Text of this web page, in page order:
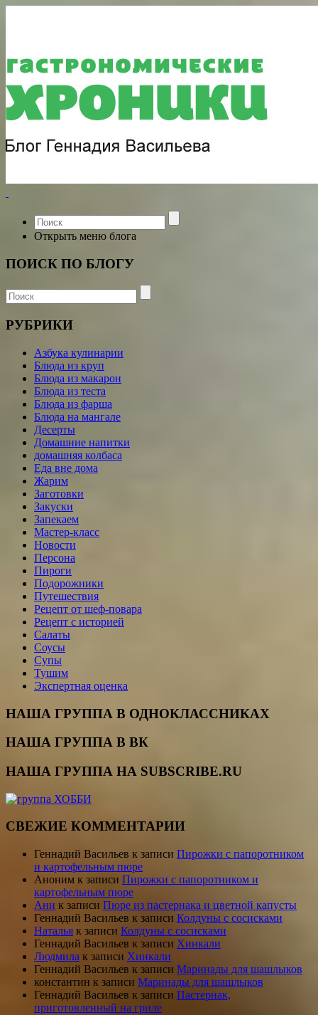
Открыть меню блога
ПОИСК ПО БЛОГУ
РУБРИКИ
Азбука кулинарии
Блюда из круп
Блюда из макарон
Блюда из теста
Блюда из фарша
Блюда на мангале
Десерты
Домашние напитки
домашняя колбаса
Еда вне дома
Жарим
Заготовки
Закуски
Запекаем
Мастер-класс
Новости
Персона
Пироги
Подорожники
Путешествия
Рецепт от шеф-повара
Рецепт с историей
Салаты
Соусы
Супы
Тушим
Экспертная оценка
НАША ГРУППА В ОДНОКЛАССНИКАХ
НАША ГРУППА В ВК
НАША ГРУППА НА SUBSCRIBE.RU
СВЕЖИЕ КОММЕНТАРИИ
Геннадий Васильев к записи Пирожки с папоротником
и картофельным пюре
Аноним к записи Пирожки с папоротником и
картофельным пюре
Ани к записи Пюре из пастернака и цветной капусты
Геннадий Васильев к записи Колдуны с сосисками
Наталья к записи Колдуны с сосисками
Геннадий Васильев к записи Хинкали
Людмила к записи Хинкали
Геннадий Васильев к записи Маринады для шашлыков
константин к записи Маринады для шашлыков
Геннадий Васильев к записи Пастернак,
приготовленный на гриле